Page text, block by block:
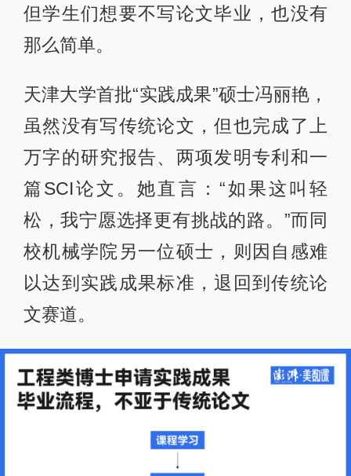
但学生们想要不写论文毕业，也没有
那么简单。
天津大学首批“实践成果”硕士冯丽艳，
虽然没有写传统论文，但也完成了上
万字的研究报告、两项发明专利和一
篇SCI论文。她直言：“如果这叫轻
松，我宁愿选择更有挑战的路。”而同
校机械学院另一位硕士，则因自感难
以达到实践成果标准，退回到传统论
文赛道。